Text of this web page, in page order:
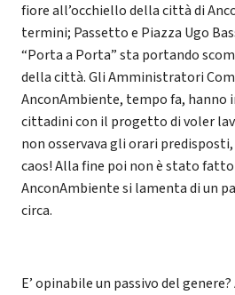
fiore all’occhiello della città di
termini; Passetto e Piazza Ugo
“Porta a Porta” sta portando
della città. Gli Amministratori
AnconAmbiente, tempo fa, hanno
cittadini con il progetto di voler
non osservava gli orari
caos! Alla fine poi non è stato
AnconAmbiente si lamenta di un
circa.
E’ opinabile un passivo del